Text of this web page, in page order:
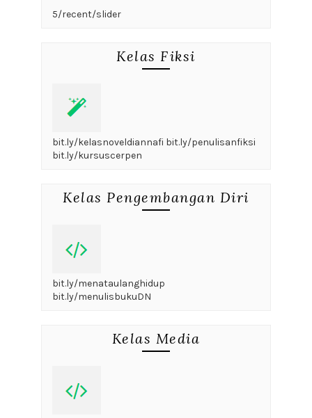
5/recent/slider
Kelas Fiksi
bit.ly/kelasnoveldiannafi bit.ly/penulisanfiksi
bit.ly/kursuscerpen
Kelas Pengembangan Diri
bit.ly/menataulanghidup
bit.ly/menulisbukuDN
Kelas Media